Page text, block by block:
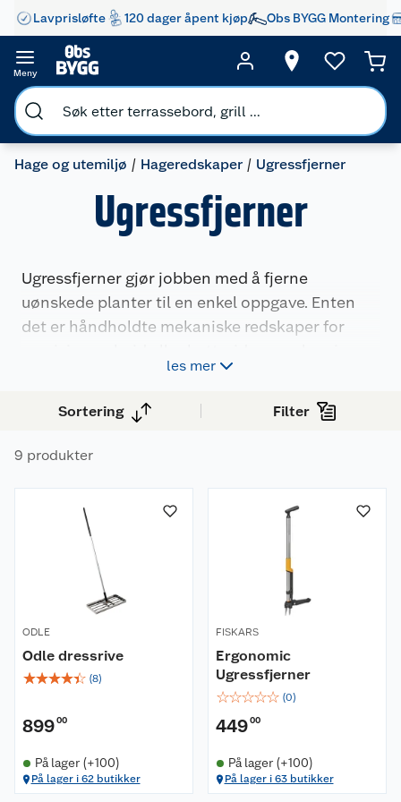
Lavprisløfte 120 dager åpent kjøp Obs BYGG Montering
Meny
Hage og utemiljø Hageredskaper Ugressfjerner
Ugressfjerner
Ugressfjerner gjør jobben med å fjerne
uønskede planter til en enkel oppgave. Enten
det er håndholdte mekaniske redskaper for
for større områder, finner du alt du trenger for å
holde hage og utemiljø fri for ugress.
les mer
Sortering Filter
9 produkter
ODLE
Odle dressrive
☆☆☆☆☆ (8)
89900
På lager (+100)
På lager i 62 butikker
FISKARS
Ergonomic
Ugressfjerner
☆☆☆☆☆ (0)
44900
På lager (+100)
På lager i 63 butikker